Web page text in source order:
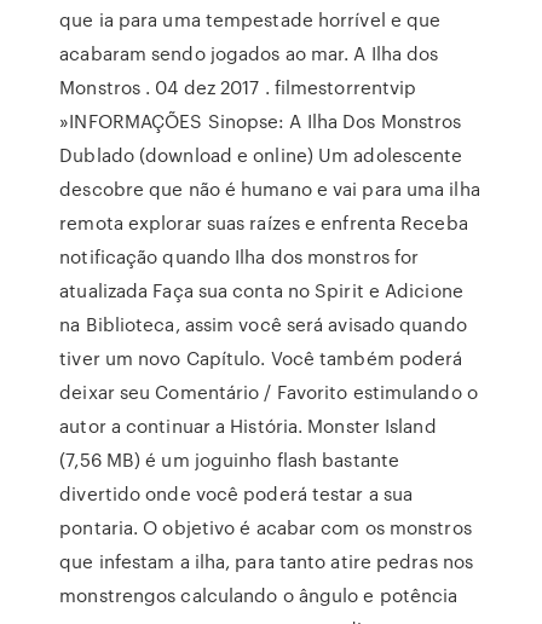
que ia para uma tempestade horrível e que
acabaram sendo jogados ao mar. A Ilha dos
Monstros . 04 dez 2017 . filmestorrentvip
»INFORMAÇÕES Sinopse: A Ilha Dos Monstros
Dublado (download e online) Um adolescente
descobre que não é humano e vai para uma ilha
remota explorar suas raízes e enfrenta Receba
notificação quando Ilha dos monstros for
atualizada Faça sua conta no Spirit e Adicione
na Biblioteca, assim você será avisado quando
tiver um novo Capítulo. Você também poderá
deixar seu Comentário / Favorito estimulando o
autor a continuar a História. Monster Island
(7,56 MB) é um joguinho flash bastante
divertido onde você poderá testar a sua
pontaria. O objetivo é acabar com os monstros
que infestam a ilha, para tanto atire pedras nos
monstrengos calculando o ângulo e potência